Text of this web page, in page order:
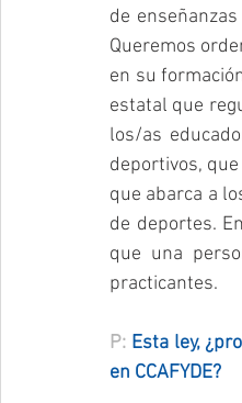
de
Queremos
en su
estatal que
los/as
deportivos,
que abarca a
de deportes.
que una
practicantes.
P: Esta ley,
en CCAFYDE?